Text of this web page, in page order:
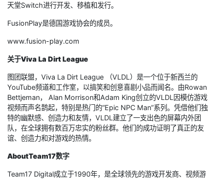
天堂Switch进行开发、移植和发行。
FusionPlay是德国游戏协会的成员。
www.fusion-play.com
关于Viva La Dirt League
图团联盟，Viva La Dirt League （VLDL）是一个位于新西兰的
YouTube频道和工作室，以搞笑和创意喜剧小品而闻名。由Rowan
Bettjeman， Alan Morrison和Adam King创立的VLDL因模仿游戏
视频而声名鹊起，特别是热门的“Epic NPC Man”系列。凭借他们独
特的幽默感、创造力和友情，VLDL建立了一支出色的屏幕内外团
队，在全球拥有数百万忠实的粉丝群。他们的成功证明了真正的友
谊、创造力和对游戏的热情。
AboutTeam17数字
Team17 Digital成立于1990年，是全球领先的游戏开发商、视频游